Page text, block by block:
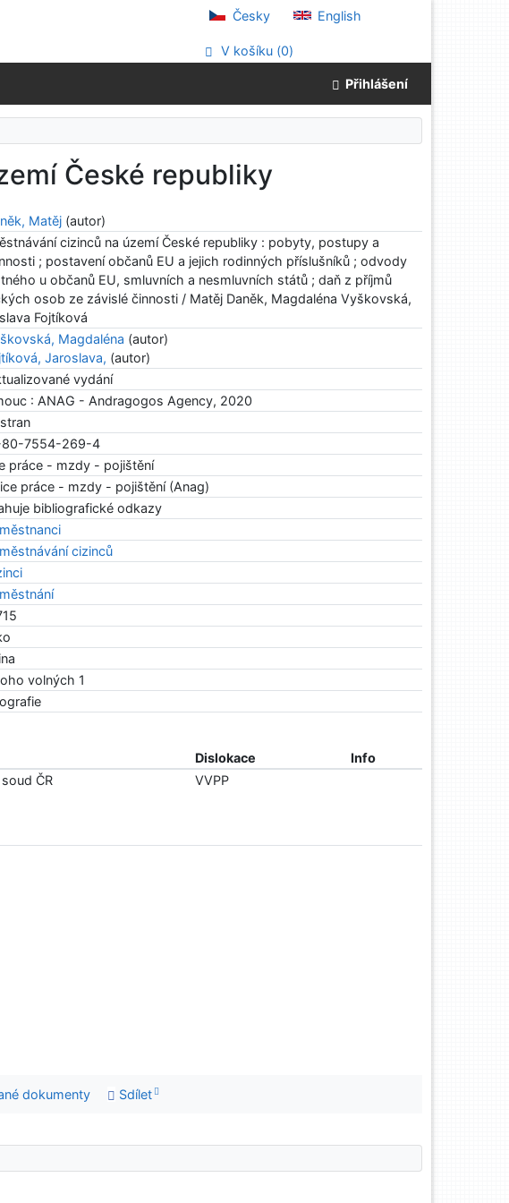
Česky English
V košíku (0)
Přihlášení
České republiky
Matěj (autor)
cizinců na území České republiky : pobyty, postupy a
; postavení občanů EU a jejich rodinných příslušníků ; odvody
u občanů EU, smluvních a nesmluvních států ; daň z příjmů
osob ze závislé činnosti / Matěj Daněk, Magdaléna Vyškovská,
Fojtíková
Magdaléna (autor)
Jaroslava, (autor)
vydání
: ANAG - Andragogos Agency, 2020
7554-269-4
práce - mzdy - pojištění
práce - mzdy - pojištění (Anag)
bibliografické odkazy
cizinců
volných 1
Dislokace
Info
ČR VVPP
dokumenty Sdílet